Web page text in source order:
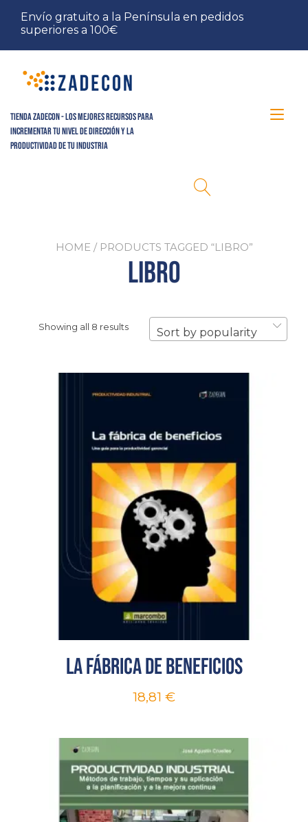
contenido
Envío gratuito a la Península en pedidos
superiores a 100€
Tienda Zadecon - Los mejores recursos para
incrementar tu nivel de dirección y la
productividad de tu industria
HOME / PRODUCTS TAGGED “LIBRO”
libro
Showing all 8 results Sort by popularity
La fábrica de beneficios
18,81 €